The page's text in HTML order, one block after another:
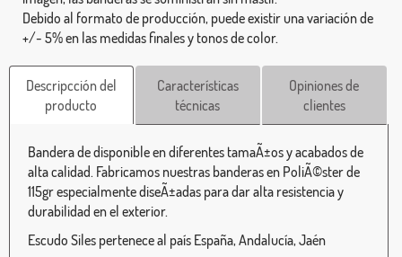
Debido al formato de producción, puede existir una variación de
+/- 5% en las medidas finales y tonos de color.
Descripcción del
producto
Características
técnicas
Opiniones de
clientes
Bandera de disponible en diferentes tamaÃ±os y acabados de
alta calidad. Fabricamos nuestras banderas en PoliÃ©ster de
115gr especialmente diseÃ±adas para dar alta resistencia y
durabilidad en el exterior.
Escudo Siles pertenece al país España, Andalucía, Jaén